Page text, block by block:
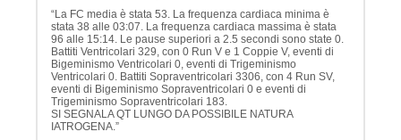
“La FC media è stata 53. La frequenza cardiaca minima è
stata 38 alle 03:07. La frequenza cardiaca massima è stata
96 alle 15:14. Le pause superiori a 2.5 secondi sono state 0.
Battiti Ventricolari 329, con 0 Run V e 1 Coppie V, eventi di
Bigeminismo Ventricolari 0, eventi di Trigeminismo
Ventricolari 0. Battiti Sopraventricolari 3306, con 4 Run SV,
eventi di Bigeminismo Sopraventricolari 0 e eventi di
Trigeminismo Sopraventricolari 183.
SI SEGNALA QT LUNGO DA POSSIBILE NATURA
IATROGENA.”